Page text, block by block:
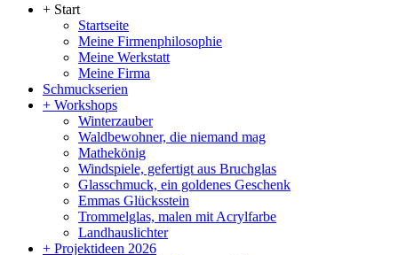
Menü
+ Start
Startseite
Meine Firmenphilosophie
Meine Werkstatt
Meine Firma
Schmuckserien
+ Workshops
Winterzauber
Waldbewohner, die niemand mag
Mathekönig
Windspiele, gefertigt aus Bruchglas
Glasschmuck, ein goldenes Geschenk
Emmas Glücksstein
Trommelglas, malen mit Acrylfarbe
Landhauslichter
+ Projektideen 2026